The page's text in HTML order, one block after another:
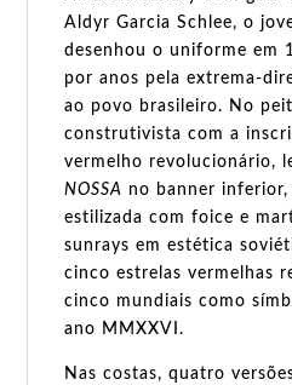
Aldyr Garcia Schlee, o
desenhou o uniforme em
por anos pela extrema-
ao povo brasileiro. No
construtivista com a
vermelho revolucionário,
NOSSA no banner
estilizada com foice e
sunrays em estética
cinco estrelas vermelhas
cinco mundiais como
ano MMXXVI.
Nas costas, quatro